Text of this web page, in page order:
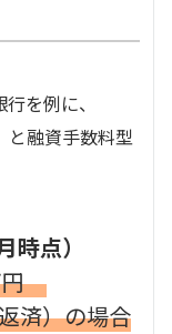
を例に、
と融資手数料型
時点）
円
済）の場合